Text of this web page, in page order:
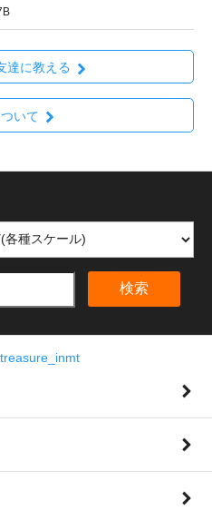
達に教える
いて
検索